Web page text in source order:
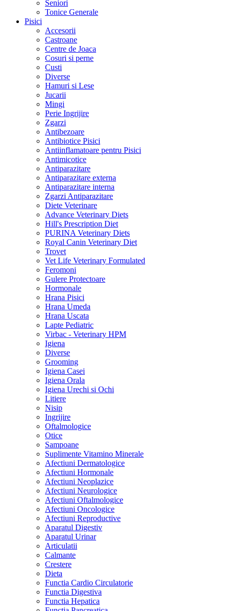
Seniori
Tonice Generale
Pisici
Accesorii
Castroane
Centre de Joaca
Cosuri si perne
Custi
Diverse
Hamuri si Lese
Jucarii
Mingi
Perie Ingrijire
Zgarzi
Antibezoare
Antibiotice Pisici
Antiinflamatoare pentru Pisici
Antimicotice
Antiparazitare
Antiparazitare externa
Antiparazitare interna
Zgarzi Antiparazitare
Diete Veterinare
Advance Veterinary Diets
Hill's Prescription Diet
PURINA Veterinary Diets
Royal Canin Veterinary Diet
Trovet
Vet Life Veterinary Formulated
Feromoni
Gulere Protectoare
Hormonale
Hrana Pisici
Hrana Umeda
Hrana Uscata
Lapte Pediatric
Virbac - Veterinary HPM
Igiena
Diverse
Grooming
Igiena Casei
Igiena Orala
Igiena Urechi si Ochi
Litiere
Nisip
Ingrijire
Oftalmologice
Otice
Sampoane
Suplimente Vitamino Minerale
Afectiuni Dermatologice
Afectiuni Hormonale
Afectiuni Neoplazice
Afectiuni Neurologice
Afectiuni Oftalmologice
Afectiuni Oncologice
Afectiuni Reproductive
Aparatul Digestiv
Aparatul Urinar
Articulatii
Calmante
Crestere
Dieta
Functia Cardio Circulatorie
Functia Digestiva
Functia Hepatica